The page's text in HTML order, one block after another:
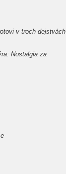
v troch dejstvách
Nostalgia za